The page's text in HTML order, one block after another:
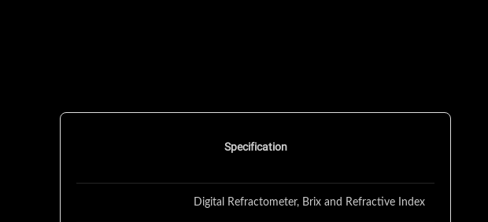
Specification
Digital Refractometer, Brix and Refractive Index